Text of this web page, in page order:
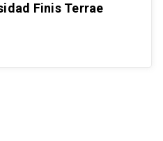
Finis Terrae